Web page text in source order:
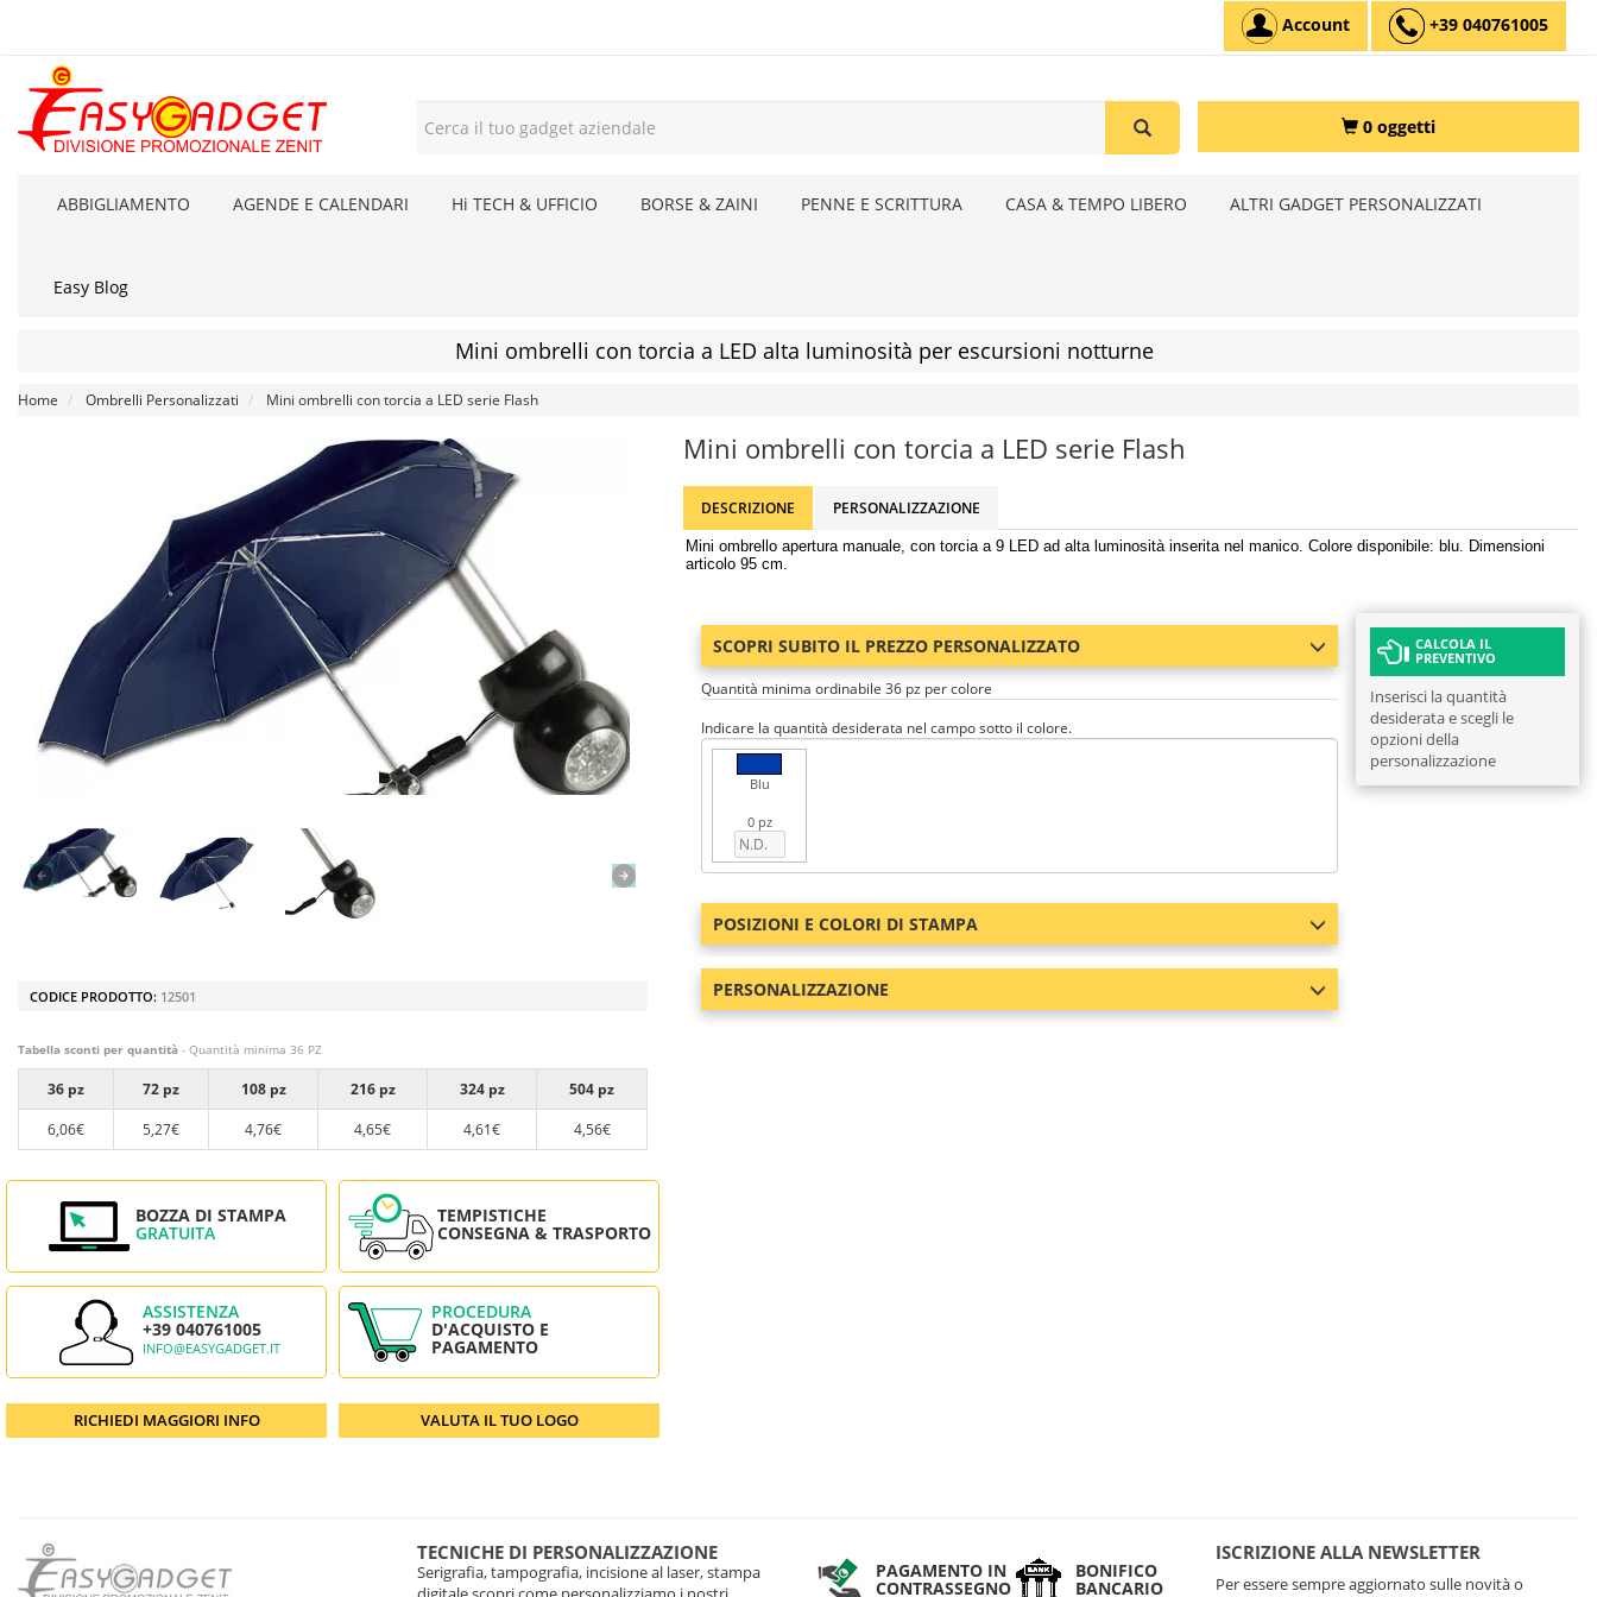
Account +39 040761005
0 oggetti
ABBIGLIAMENTO AGENDE E CALENDARI Hi TECH & UFFICIO BORSE & ZAINI PENNE E SCRITTURA CASA & TEMPO LIBERO ALTRI GADGET PERSONALIZZATI
Easy Blog
Mini ombrelli con torcia a LED alta luminosità per escursioni notturne
Home Ombrelli Personalizzati Mini ombrelli con torcia a LED serie Flash
CODICE PRODOTTO: 12501
Tabella sconti per quantità - Quantità minima 36 PZ
36 pz 72 pz 108 pz 216 pz 324 pz
504 pz
6,06€
5,27€ 4,76€ 4,65€ 4,61€ 4,56€
BOZZA DI STAMPA
GRATUITA
TEMPISTICHE
CONSEGNA & TRASPORTO
ASSISTENZA
+39 040761005
INFO@EASYGADGET.IT
PROCEDURA
D'ACQUISTO E
PAGAMENTO
RICHIEDI MAGGIORI INFO VALUTA IL TUO LOGO
Mini ombrelli con torcia a LED serie Flash
DESCRIZIONE PERSONALIZZAZIONE
Mini ombrello apertura manuale, con torcia a 9 LED ad alta luminosità inserita nel manico. Colore disponibile: blu. Dimensioni
articolo 95 cm.
SCOPRI SUBITO IL PREZZO PERSONALIZZATO
Quantità minima ordinabile 36 pz per colore
Indicare la quantità desiderata nel campo sotto il colore.
Blu
0 pz
POSIZIONI E COLORI DI STAMPA
PERSONALIZZAZIONE
CALCOLA IL
PREVENTIVO
Inserisci la quantità
desiderata e scegli le
opzioni della
personalizzazione
TECNICHE DI PERSONALIZZAZIONE
Serigrafia, tampografia, incisione al laser, stampa
PAGAMENTO IN
CONTRASSEGNO
BONIFICO
BANCARIO
ISCRIZIONE ALLA NEWSLETTER
Per essere sempre aggiornato sulle novità o